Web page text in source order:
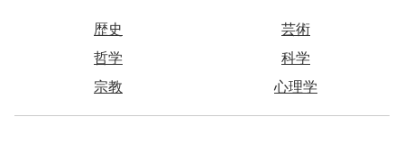
歴史
芸術
哲学
科学
宗教
心理学